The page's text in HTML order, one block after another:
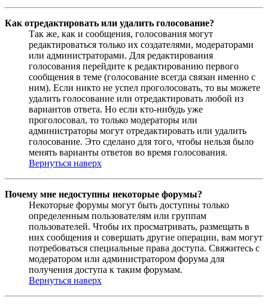
Как отредактировать или удалить голосование?
Так же, как и сообщения, голосования могут
редактироваться только их создателями, модераторами
или администраторами. Для редактирования
голосования перейдите к редактированию первого
сообщения в теме (голосование всегда связан именно с
ним). Если никто не успел проголосовать, то вы можете
удалить голосование или отредактировать любой из
вариантов ответа. Но если кто-нибудь уже
проголосовал, то только модераторы или
администраторы могут отредактировать или удалить
голосование. Это сделано для того, чтобы нельзя было
менять варианты ответов во время голосования.
Вернуться наверх
Почему мне недоступны некоторые форумы?
Некоторые форумы могут быть доступны только
определенным пользователям или группам
пользователей. Чтобы их просматривать, размещать в
них сообщения и совершать другие операции, вам могут
потребоваться специальные права доступа. Свяжитесь с
модератором или администратором форума для
получения доступа к таким форумам.
Вернуться наверх